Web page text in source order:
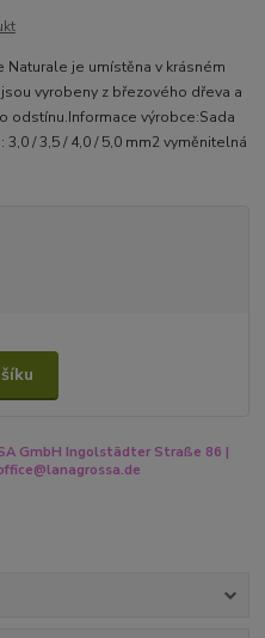
je umístěna v krásném
vyrobeny z březového dřeva a
odstínu.Informace výrobce:Sada
/ 3,5 / 4,0 / 5,0 mm2 vyměnitelná
GmbH Ingolstädter Straße 86 |